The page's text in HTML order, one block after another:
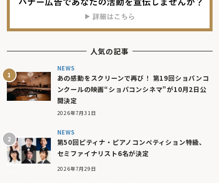
人気の記事
NEWS
あの感動をスクリーンで再び！ 第19回ショパンコ
ンクールの映画“ショパコンシネマ”が10月2日公
開決定
2026年7月31日
NEWS
第50回ピティナ・ピアノコンペティション特級、
セミファイナリスト6名が決定
2026年7月29日